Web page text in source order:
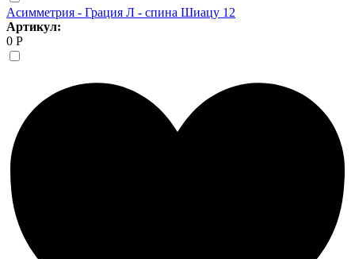
Асимметрия - Грация Л - спина Шиацу 12
Артикул:
0 Р